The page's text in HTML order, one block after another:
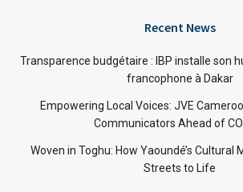
Recent News
Transparence budgétaire : IBP installe son
francophone à Dakar
Empowering Local Voices: JVE
Communicators Ahead of
Woven in Toghu: How Yaoundé’s Cultural
Streets to Life